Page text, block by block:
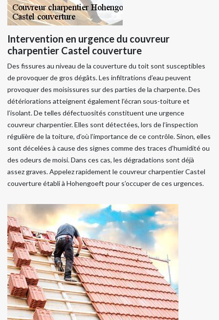
Intervention en urgence du couvreur
charpentier Castel couverture
Des fissures au niveau de la couverture du toit sont susceptibles
de provoquer de gros dégâts. Les infiltrations d’eau peuvent
provoquer des moisissures sur des parties de la charpente. Des
détériorations atteignent également l’écran sous-toiture et
l’isolant. De telles défectuosités constituent une urgence
couvreur charpentier. Elles sont détectées, lors de l’inspection
régulière de la toiture, d’où l’importance de ce contrôle. Sinon, elles
sont décelées à cause des signes comme des traces d’humidité ou
des odeurs de moisi. Dans ces cas, les dégradations sont déjà
assez graves. Appelez rapidement le couvreur charpentier Castel
couverture établi à Hohengoeft pour s’occuper de ces urgences.